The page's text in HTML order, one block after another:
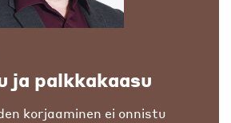
ja palkkakaasu
korjaaminen ei onnistu